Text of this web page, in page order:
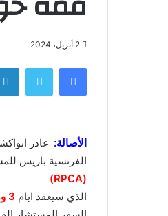
2 أبريل، 2024
فيسبوك
الأصالة: غادر
الفرنسية باريس
(RPCA)
الذي سيعقد ايام 3 و4 و5